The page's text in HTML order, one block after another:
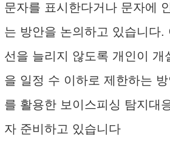
문자를 표시한다거나 문자에
는 방안을 논의하고 있습니다.
선을 늘리지 않도록 개인이 개
을 일정 수 이하로 제한하는
를 활용한 보이스피싱 탐지대
자 준비하고 있습니다